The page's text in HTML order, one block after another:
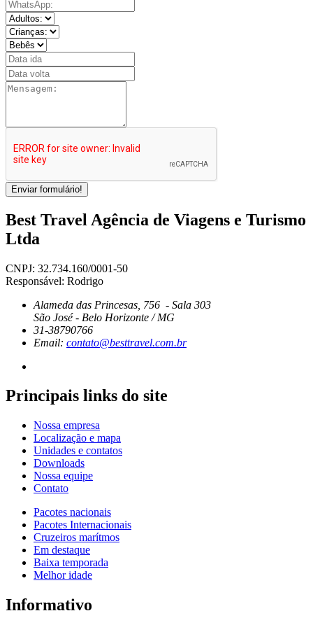
Enviar formulário!
Best Travel Agência de Viagens e Turismo
Ltda
CNPJ: 32.734.160/0001-50
Responsável: Rodrigo
Alameda das Princesas, 756 - Sala 303
São José - Belo Horizonte / MG
31-38790766
Email: contato@besttravel.com.br
Principais links do site
Nossa empresa
Localização e mapa
Unidades e contatos
Downloads
Nossa equipe
Contato
Pacotes nacionais
Pacotes Internacionais
Cruzeiros marítmos
Em destaque
Baixa temporada
Melhor idade
Informativo